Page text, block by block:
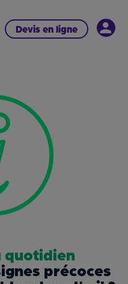
Devis en ligne
quotidien
précoces